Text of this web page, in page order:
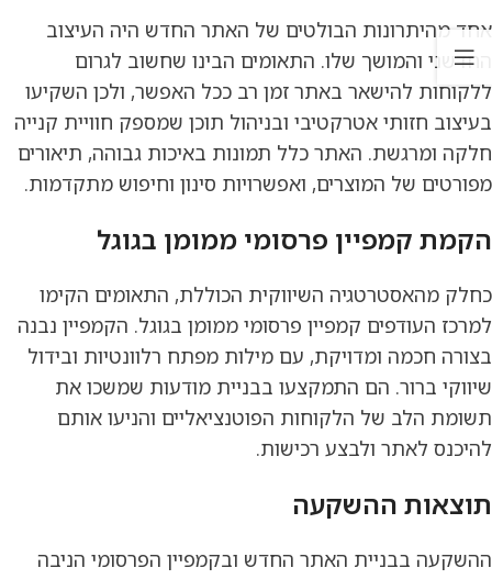
אחד מהיתרונות הבולטים של האתר החדש היה העיצוב
החדשני והמושך שלו. התאומים הבינו שחשוב לגרום
ללקוחות להישאר באתר זמן רב ככל האפשר, ולכן השקיעו
בעיצוב חזותי אטרקטיבי ובניהול תוכן שמספק חוויית קנייה
חלקה ומרגשת. האתר כלל תמונות באיכות גבוהה, תיאורים
מפורטים של המוצרים, ואפשרויות סינון וחיפוש מתקדמות.
הקמת קמפיין פרסומי ממומן בגוגל
כחלק מהאסטרטגיה השיווקית הכוללת, התאומים הקימו
למרכז העודפים קמפיין פרסומי ממומן בגוגל. הקמפיין נבנה
בצורה חכמה ומדויקת, עם מילות מפתח רלוונטיות ובידול
שיווקי ברור. הם התמקצעו בבניית מודעות שמשכו את
תשומת הלב של הלקוחות הפוטנציאליים והניעו אותם
להיכנס לאתר ולבצע רכישות.
תוצאות ההשקעה
ההשקעה בבניית האתר החדש ובקמפיין הפרסומי הניבה